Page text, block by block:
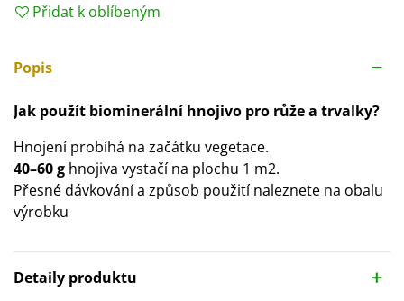
Přidat k oblíbeným
Popis
Jak použít biominerální hnojivo pro růže a trvalky?
Hnojení probíhá na začátku vegetace.
40–60 g hnojiva vystačí na plochu 1 m2.
Přesné dávkování a způsob použití naleznete na obalu
výrobku
Detaily produktu